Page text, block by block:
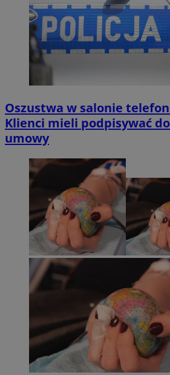
Oszustwa w salonie
Klienci mieli podpisywać
umowy